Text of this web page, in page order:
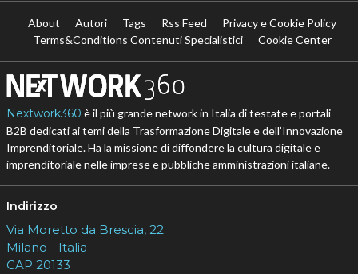
About Autori Tags Rss Feed
Privacy e Cookie Policy
Terms&Conditions Contenuti Specialistici
Cookie Center
Nextwork360 è il più grande network in Italia di testate e portali
B2B dedicati ai temi della Trasformazione Digitale e dell’Innovazione
Imprenditoriale. Ha la missione di diffondere la cultura digitale e
imprenditoriale nelle imprese e pubbliche amministrazioni italiane.
Indirizzo
Via Moretto da Brescia, 22
Milano - Italia
CAP 20133